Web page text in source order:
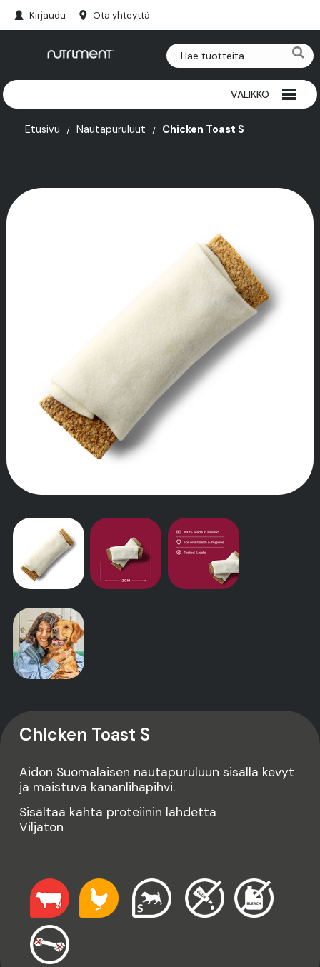
Kirjaudu Ota yhteyttä
VALIKKO
RIISTAPURULUUT
TARINAMME
Etusivu Nautapuruluut Chicken Toast S
Chicken Toast S
Aidon Suomalaisen nautapuruluun sisällä kevyt
ja maistuva kananlihapihvi.
Sisältää kahta proteiinin lähdettä
Viljaton